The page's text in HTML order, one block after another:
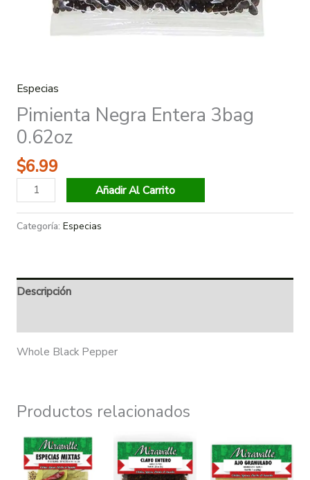
Especias
Pimienta Negra Entera 3bag
0.62oz
$6.99
Añadir Al Carrito
Categoría: Especias
Descripción
Whole Black Pepper
Productos relacionados